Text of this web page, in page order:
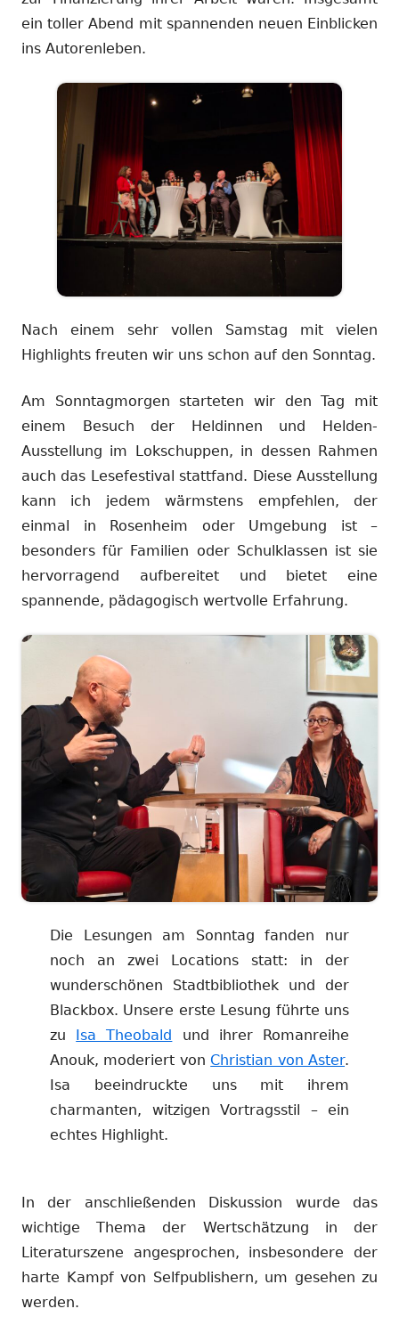
ein toller Abend mit spannenden neuen Einblicken
ins Autorenleben.
Nach einem sehr vollen Samstag mit vielen
Highlights freuten wir uns schon auf den Sonntag.
Am Sonntagmorgen starteten wir den Tag mit
einem Besuch der Heldinnen und Helden-
Ausstellung im Lokschuppen, in dessen Rahmen
auch das Lesefestival stattfand. Diese Ausstellung
kann ich jedem wärmstens empfehlen, der
einmal in Rosenheim oder Umgebung ist –
besonders für Familien oder Schulklassen ist sie
hervorragend aufbereitet und bietet eine
spannende, pädagogisch wertvolle Erfahrung.
Die Lesungen am Sonntag fanden nur
noch an zwei Locations statt: in der
wunderschönen Stadtbibliothek und der
Blackbox. Unsere erste Lesung führte uns
zu
Isa Theobald
und ihrer Romanreihe
Anouk, moderiert von Christian von Aster.
Isa beeindruckte uns mit ihrem
charmanten, witzigen Vortragsstil – ein
echtes Highlight.
In der anschließenden Diskussion wurde das
wichtige Thema der Wertschätzung in der
Literaturszene angesprochen, insbesondere der
harte Kampf von Selfpublishern, um gesehen zu
werden.